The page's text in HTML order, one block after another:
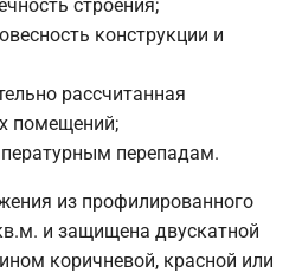
строения;
конструкции и
рассчитанная
помещений;
перепадам.
из профилированного
и защищена двускатной
коричневой, красной или